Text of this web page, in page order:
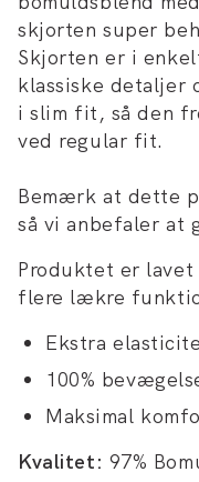
skjorten super
Skjorten er i
klassiske detaljer
i slim fit, så den
ved regular fit.
Bemærk at dette
så vi anbefaler at
Produktet er
flere lækre
Ekstra
100%
Maksimal
Kvalitet: 97%